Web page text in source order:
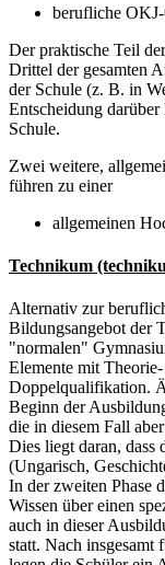
berufliche
Der praktische Teil
Drittel der gesamten
der Schule (z. B. in
Entscheidung
Schule.
Zwei weitere,
führen zu einer
allgemeinen
Technikum
Alternativ zur
Bildungsangebot der
"normalen"
Elemente mit
Doppelqualifikation.
Beginn der
die in diesem Fall
Dies liegt daran, dass
(Ungarisch,
In der zweiten Phase
Wissen über einen
auch in dieser
statt. Nach insgesamt